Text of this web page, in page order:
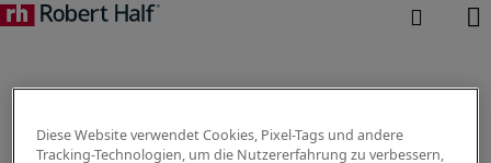
Diese Website verwendet Cookies, Pixel-Tags und andere
Tracking-Technologien, um die Nutzererfahrung zu verbessern,